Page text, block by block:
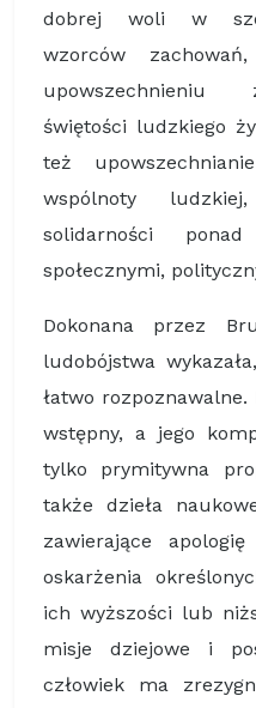
dobrej woli w
wzorców
upowszechnieniu
świętości ludzkiego
też
wspólnoty
solidarności
społecznymi,
Dokonana przez
ludobójstwa
łatwo
wstępny, a jego
tylko prymitywna
także dzieła
zawierające
oskarżenia
ich wyższości lub
misje dziejowe i
człowiek ma